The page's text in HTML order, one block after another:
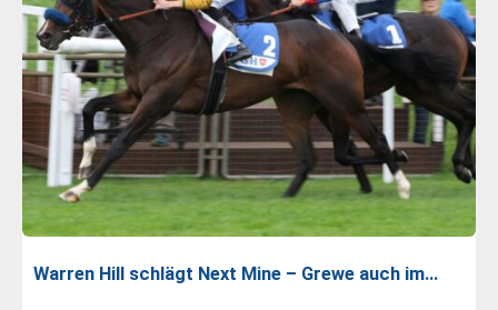
Warren Hill schlägt Next Mine – Grewe auch im…